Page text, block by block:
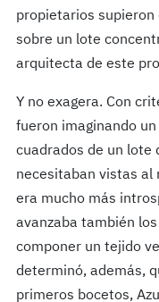
propietarios
sobre un lote
arquitecta de este
Y no exagera. Con
fueron imaginando
cuadrados de un lote
necesitaban vistas al
era mucho más
avanzaba también
componer un tejido
determinó, además,
primeros bocetos,